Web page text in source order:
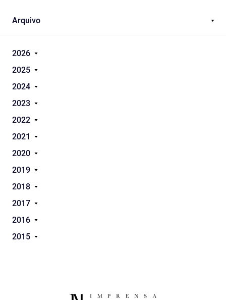
Arquivo
2026
2025
2024
2023
2022
2021
2020
2019
2018
2017
2016
2015